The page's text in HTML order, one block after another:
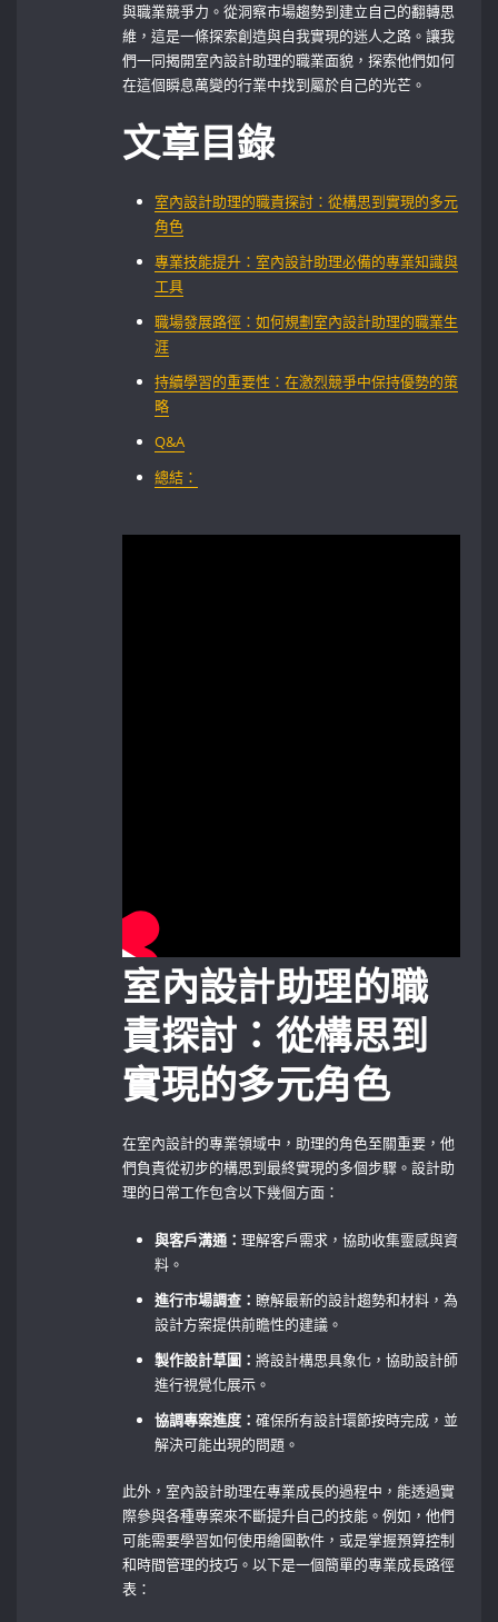
與職業競爭力。從洞察市場趨勢到建立自己的翻轉思
維，這是一條探索創造與自我實現的迷人之路。讓我
們一同揭開室內設計助理的職業面貌，探索他們如何
在這個瞬息萬變的行業中找到屬於自己的光芒。
文章目錄
室內設計助理的職責探討：從構思到實現的多元
角色
專業技能提升：室內設計助理必備的專業知識與
工具
職場發展路徑：如何規劃室內設計助理的職業生
涯
持續學習的重要性：在激烈競爭中保持優勢的策
略
Q&A
總結：
室內設計助理的職
責探討：從構思到
實現的多元角色
在室內設計的專業領域中，助理的角色至關重要，他
們負責從初步的構思到最終實現的多個步驟。設計助
理的日常工作包含以下幾個方面：
與客戶溝通：理解客戶需求，協助收集靈感與資
料。
進行市場調查： 瞭解最新的設計趨勢和材料，為
設計方案提供前瞻性的建議。
製作設計草圖：將設計構思具象化，協助設計師
進行視覺化展示。
協調專案進度：確保所有設計環節按時完成，並
解決可能出現的問題。
此外，室內設計助理在專業成長的過程中，能透過實
際參與各種專案來不斷提升自己的技能。例如，他們
可能需要學習如何使用繪圖軟件，或是掌握預算控制
和時間管理的技巧。以下是一個簡單的專業成長路徑
表：